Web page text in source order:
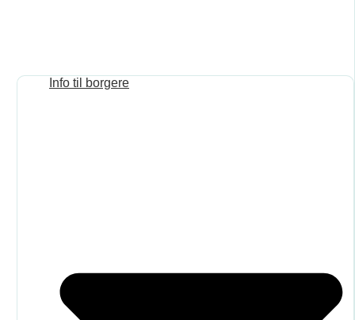
Info til borgere